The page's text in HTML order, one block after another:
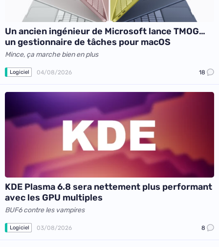
Un ancien ingénieur de Microsoft lance TMOG…
un gestionnaire de tâches pour macOS
Mince, ça marche bien en plus
Logiciel 04/08/2026 18
KDE Plasma 6.8 sera nettement plus performant
avec les GPU multiples
BUF6 contre les vampires
Logiciel 03/08/2026 8